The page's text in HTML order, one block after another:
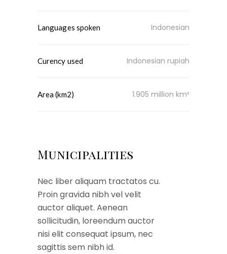
Languages spoken Indonesian
Curency used Indonesian rupiah
Area (km2) 1.905 million km²
Municipalities
Nec liber aliquam tractatos cu.
Proin gravida nibh vel velit
auctor aliquet. Aenean
sollicitudin, loreendum auctor
nisi elit consequat ipsum, nec
sagittis sem nibh id.